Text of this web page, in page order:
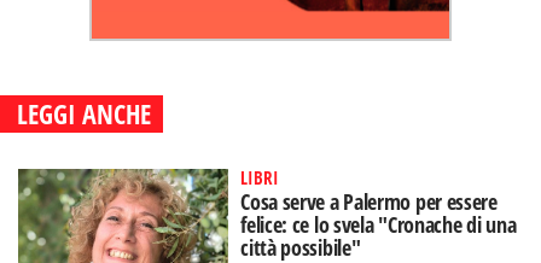
LEGGI ANCHE
LIBRI
Cosa serve a Palermo per essere
felice: ce lo svela "Cronache di una
città possibile"